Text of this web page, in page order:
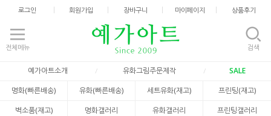
로그인 회원가입 장바구니 마이페이지 상품후기
전체메뉴 검색
예가아트소개 유화그림주문제작
SALE
명화(빠른배송)
유화(빠른배송) 세트유화(재고)
프린팅(재고)
벽소품(재고)
명화갤러리 유화갤러리 프린팅갤러리